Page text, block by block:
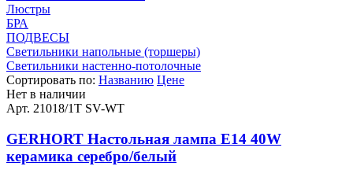
Люстры
БРА
ПОДВЕСЫ
Светильники напольные (торшеры)
Светильники настенно-потолочные
Сортировать по: Названию Цене
Нет в наличии
Арт. 21018/1T SV-WT
GERHORT Настольная лампа Е14 40W
керамика серебро/белый